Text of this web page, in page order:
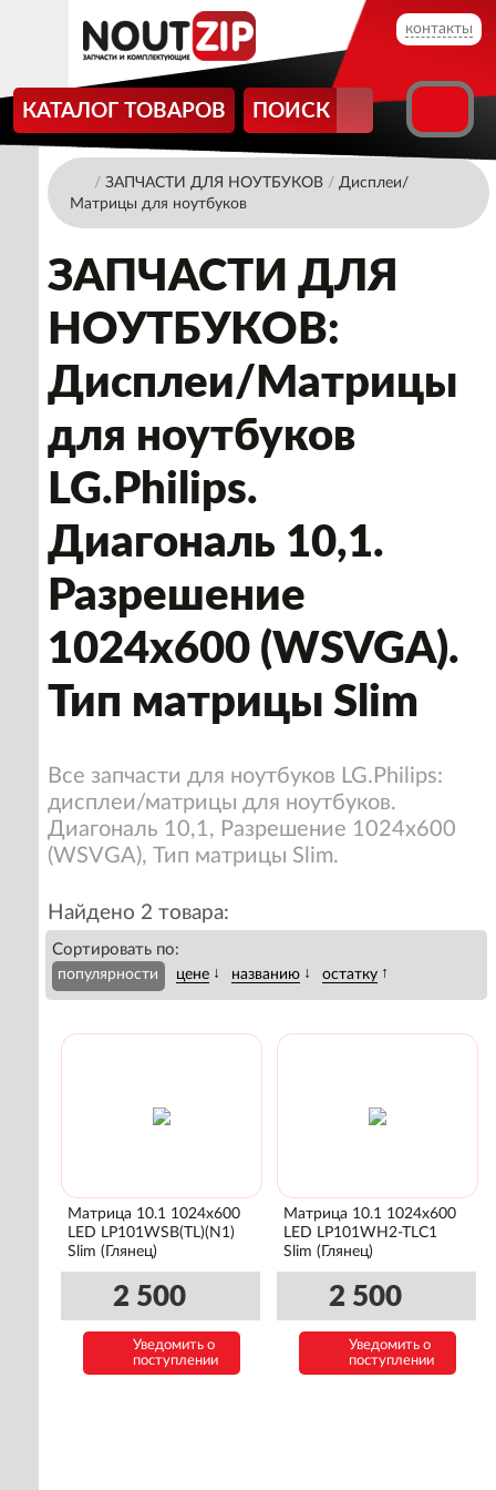
контакты
КАТАЛОГ ТОВАРОВ ПОИСК
/ ЗАПЧАСТИ ДЛЯ НОУТБУКОВ / Дисплеи/
Матрицы для ноутбуков
ЗАПЧАСТИ ДЛЯ
НОУТБУКОВ:
Дисплеи/Матрицы
для ноутбуков
LG.Philips.
Диагональ 10,1.
Разрешение
1024x600 (WSVGA).
Тип матрицы Slim
Все запчасти для ноутбуков LG.Philips:
дисплеи/матрицы для ноутбуков.
Диагональ 10,1, Разрешение 1024x600
(WSVGA), Тип матрицы Slim.
Найдено 2 товара:
Сортировать по:
популярности цене ↓ названию ↓ остатку ↑
Матрица 10.1 1024x600
LED LP101WSB(TL)(N1)
Slim (Глянец)
2 500
Уведомить о
поступлении
Матрица 10.1 1024x600
LED LP101WH2-TLC1
Slim (Глянец)
2 500
Уведомить о
поступлении